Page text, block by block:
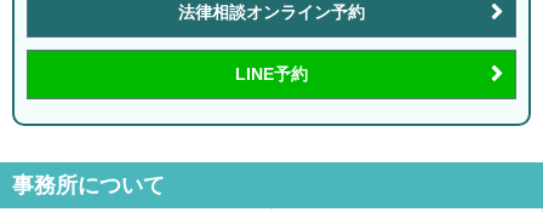
法律相談オンライン予約
LINE予約
事務所について